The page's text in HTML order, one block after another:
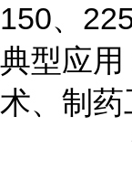
150、
典型应用
术、制药